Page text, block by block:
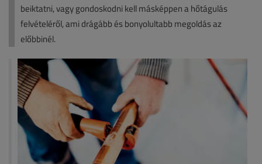
beiktatni, vagy gondoskodni kell másképpen a hőtágulás
felvételéről, ami drágább és bonyolultabb megoldás az
előbbinél.